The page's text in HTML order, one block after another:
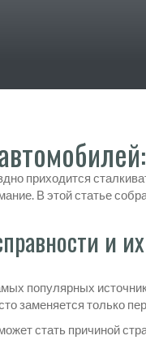
приходится
В этой статье
и
популярных
заменяется только
стать причиной